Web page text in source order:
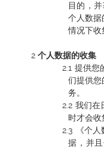
目的，
个人数据
情况下收
个人数据的收集
提供您
们提供您
务。
我们在
时才会收
《个
据，并